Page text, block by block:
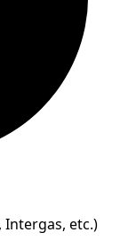
Intergas, etc.)